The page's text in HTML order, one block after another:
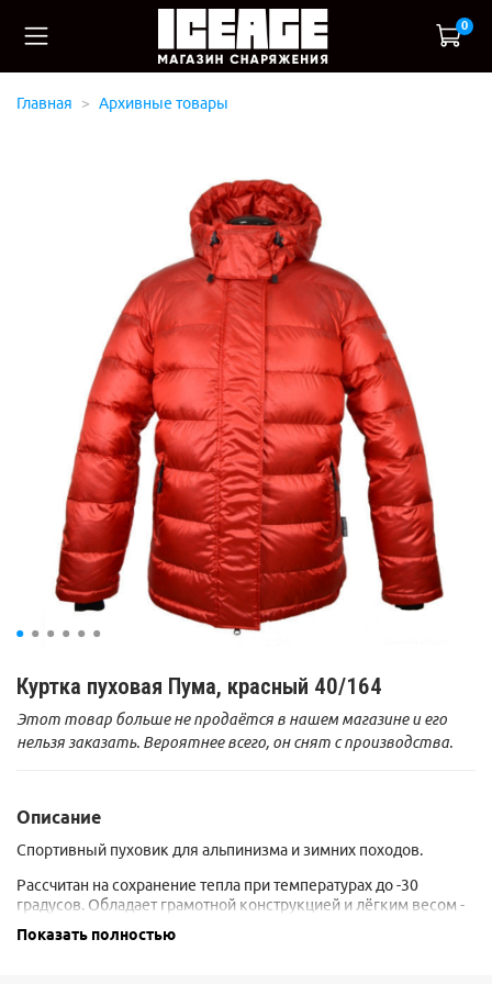
0
Главная Архивные товары
Куртка пуховая Пума, красный 40/164
Этот товар больше не продаётся в нашем магазине и его
нельзя заказать. Вероятнее всего, он снят с производства.
Описание
Спортивный пуховик для альпинизма и зимних походов.
Рассчитан на сохранение тепла при температурах до -30
градусов. Обладает грамотной конструкцией и лёгким весом -
Показать полностью